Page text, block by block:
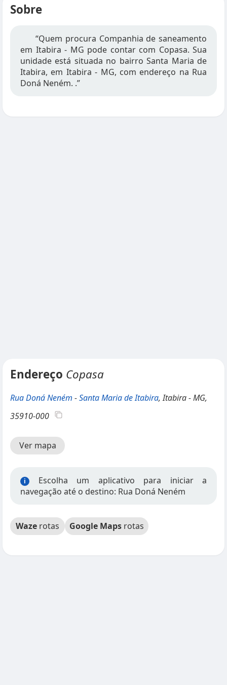
Sobre
“Quem procura Companhia de saneamento
em Itabira - MG pode contar com Copasa. Sua
unidade está situada no bairro Santa Maria de
Itabira, em Itabira - MG, com endereço na Rua
Doná Neném. .”
Endereço Copasa
Rua Doná Neném -Santa Maria de Itabira, Itabira - MG,
35910-000
Ver mapa
i
Escolha um aplicativo para iniciar a
navegação até o destino: Rua Doná Neném
Waze rotas Google Maps rotas